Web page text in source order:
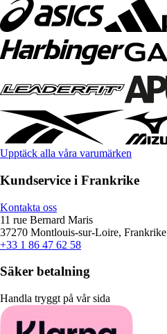
Upptäck alla våra varumärken
Kundservice i Frankrike
Kontakta oss
11 rue Bernard Maris
37270 Montlouis-sur-Loire, Frankrike
+33 1 86 47 62 58
Säker betalning
Handla tryggt på vår sida